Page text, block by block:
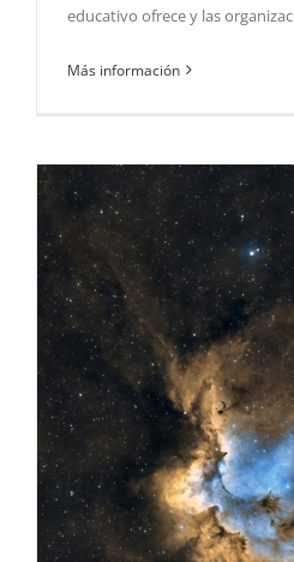
educativo ofrece y las
Más información